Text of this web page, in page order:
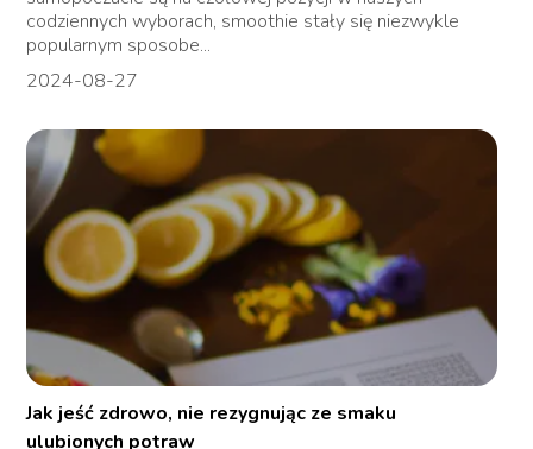
codziennych wyborach, smoothie stały się niezwykle
popularnym sposobe...
2024-08-27
Jak jeść zdrowo, nie rezygnując ze smaku
ulubionych potraw